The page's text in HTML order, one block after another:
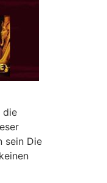
die
sein Die